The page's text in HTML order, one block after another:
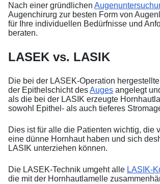
Nach einer gründlichen
Augenchirurg zur besten Form von
für Ihre individuellen Bedürfnisse und
beraten.
LASEK vs. LASIK
Die bei der LASEK-Operation
der Epithelschicht desAuges angelegt
als die bei der LASIK erzeugte
sowohl Epithel- als auch tieferes
Dies ist für alle die Patienten wichtig, die
eine dünne Hornhaut haben und sich
LASIK unterziehen können.
Die LASEK-Technik umgeht alle LASIK-
die mit der Hornhautlamelle